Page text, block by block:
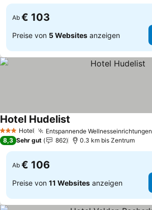
Ab € 103
Preise von 5 Websites anzeigen
3 SterneHotel Entspannende Wellnesseinrichtungen
Hotel Hudelist
8,3 Sehr gut 862 0.3 km bis Zentrum
Ab € 106
Preise von 11 Websites anzeigen